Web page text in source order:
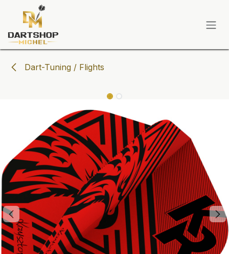
Zum Inhalt springen
Dart-Tuning / Flights